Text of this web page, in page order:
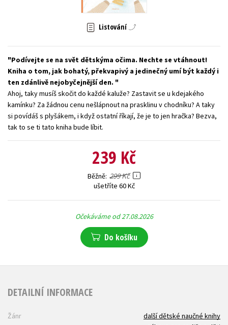
Zahraniční literatura
Listování
Podívejte se na svět dětskýma očima. Nechte se vtáhnout!
Kniha o tom, jak bohatý, překvapivý a jedinečný umí být každý i
ten zdánlivě nejobyčejnější den.
Ahoj, taky musíš skočit do každé kaluže? Zastavit se u kdejakého
kamínku? Za žádnou cenu nešlápnout na prasklinu v chodníku? A taky
si povídáš s plyšákem, i když ostatní říkají, že je to jen hračka? Bezva,
tak to se ti tato kniha bude líbit.
239 Kč
Běžně 299 Kč
ušetříte 60 Kč
Očekáváme od 27.08.2026
Do košíku
DETAILNÍ INFORMACE
Žánr
další dětské naučné knihy